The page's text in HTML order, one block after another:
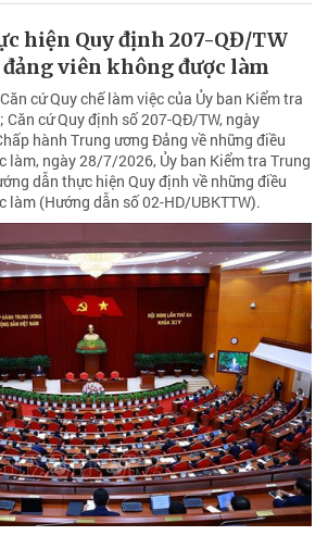
hiện Quy định 207-QĐ/TW
viên không được làm
cứ Quy chế làm việc của Ủy ban Kiểm tra
Căn cứ Quy định số 207-QĐ/TW, ngày
hành Trung ương Đảng về những điều
làm, ngày 28/7/2026, Ủy ban Kiểm tra Trung
dẫn thực hiện Quy định về những điều
làm (Hướng dẫn số 02-HD/UBKTTW).